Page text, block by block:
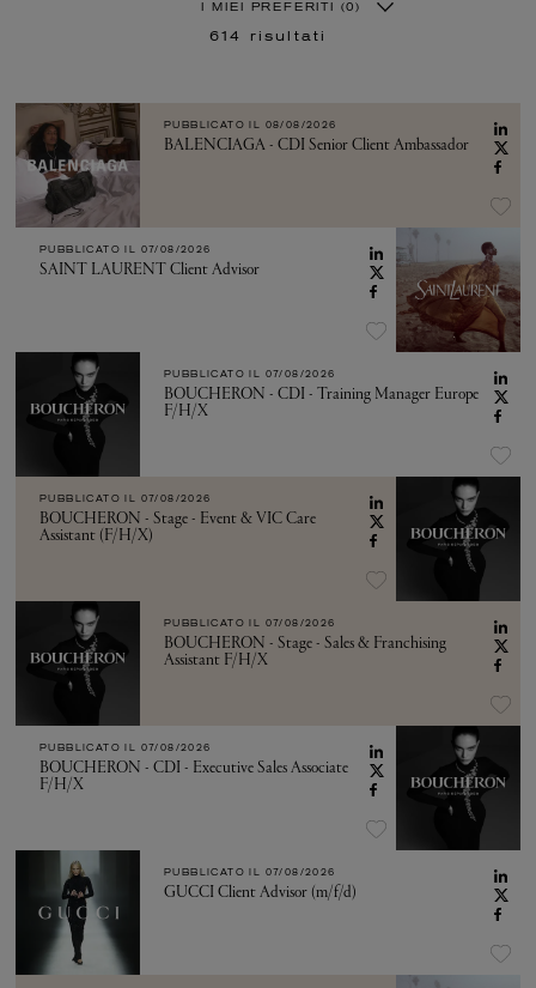
I MIEI PREFERITI (0)
614 risultati
PUBBLICATO IL 08/08/2026
BALENCIAGA - CDI Senior Client Ambassador
PUBBLICATO IL 07/08/2026
SAINT LAURENT Client Advisor
PUBBLICATO IL 07/08/2026
BOUCHERON - CDI - Training Manager Europe
F/H/X
PUBBLICATO IL 07/08/2026
BOUCHERON - Stage - Event & VIC Care
Assistant (F/H/X)
PUBBLICATO IL 07/08/2026
BOUCHERON - Stage - Sales & Franchising
Assistant F/H/X
PUBBLICATO IL 07/08/2026
BOUCHERON - CDI - Executive Sales Associate
F/H/X
PUBBLICATO IL 07/08/2026
GUCCI Client Advisor (m/f/d)